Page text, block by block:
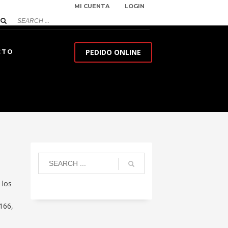
MI CUENTA LOGIN
PEDIDO ONLINE
los